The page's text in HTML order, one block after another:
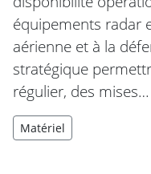
équipements radar
aérienne et à la
stratégique
régulier, des mises…
Matériel